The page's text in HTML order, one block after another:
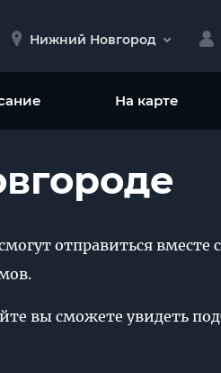
Нижний Новгород
На карте
отправиться вместе с
вы сможете увидеть